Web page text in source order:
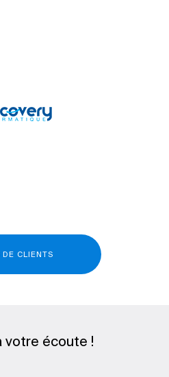
DE CLIENTS
votre écoute !